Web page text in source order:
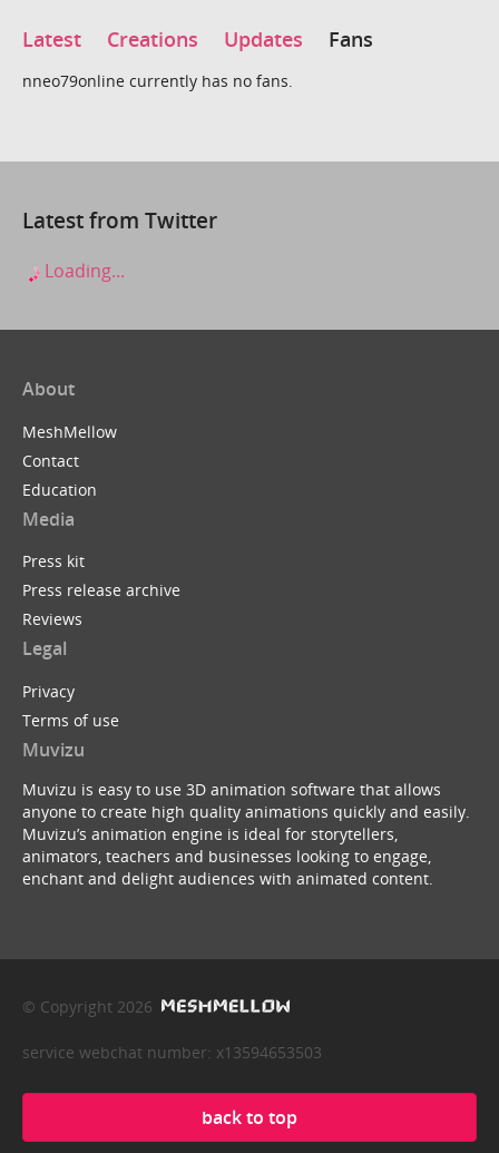
Latest Creations Updates Fans
nneo79online currently has no fans.
Latest from Twitter
Loading...
About
MeshMellow
Contact
Education
Media
Press kit
Press release archive
Reviews
Legal
Privacy
Terms of use
Muvizu
Muvizu is easy to use 3D animation software that allows
anyone to create high quality animations quickly and easily.
Muvizu’s animation engine is ideal for storytellers,
animators, teachers and businesses looking to engage,
enchant and delight audiences with animated content.
© Copyright 2026
service webchat number: x13594653503
back to top